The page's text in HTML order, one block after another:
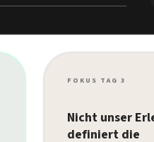
FOKUS TAG 3
Nicht unser
definiert die